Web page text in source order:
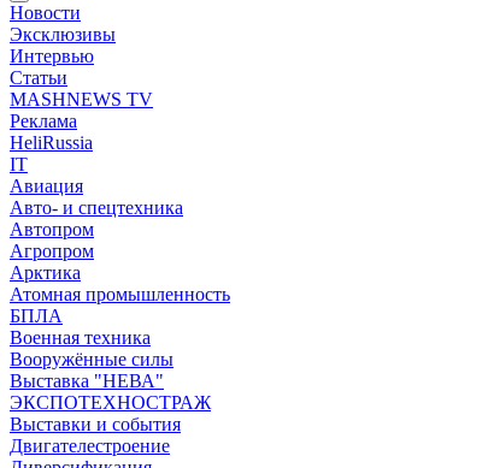
Новости
Эксклюзивы
Интервью
Статьи
MASHNEWS TV
Реклама
HeliRussia
IT
Авиация
Авто- и спецтехника
Автопром
Агропром
Арктика
Атомная промышленность
БПЛА
Военная техника
Вооружённые силы
Выставка "НЕВА"
ЭКСПОТЕХНОСТРАЖ
Выставки и события
Двигателестроение